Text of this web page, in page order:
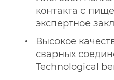
контакта с
экспертное
Высокое
сварных
Technological